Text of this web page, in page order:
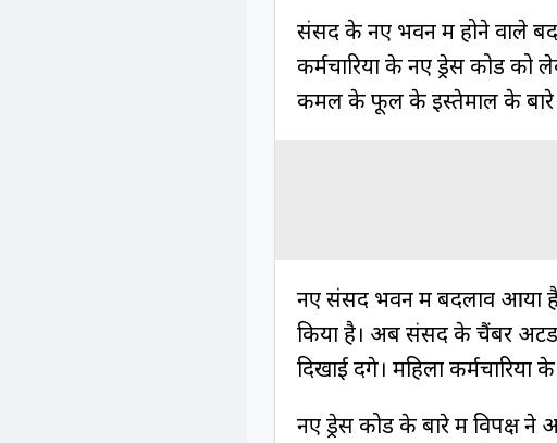
संसद के नए भवन में होने वाले
कर्मचारियों के नए ड्रेस कोड को
कमल के फूल के इस्तेमाल के बारे
नए संसद भवन में बदलाव आया है,
किया है। अब संसद के चैंबर अटेंडेंट,
दिखाई देंगे। महिला
नए ड्रेस कोड के बारे में